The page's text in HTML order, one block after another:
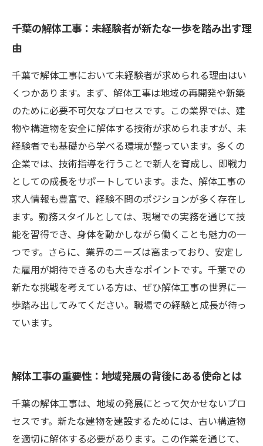
築法
いるのか
成功の秘訣：解体工事を通じて自己成長を実感
する方法
新たな挑戦を始めよう！千葉の解体工事求人情
報まとめ
千葉の解体工事：未経験者が新たな一歩を踏み出す理
由
千葉で解体工事において未経験者が求められる理由はい
くつかあります。まず、解体工事は地域の再開発や新築
のために必要不可欠なプロセスです。この業界では、建
物や構造物を安全に解体する技術が求められますが、未
経験者でも基礎から学べる環境が整っています。多くの
企業では、技術指導を行うことで新人を育成し、即戦力
としての成長をサポートしています。また、解体工事の
求人情報も豊富で、経験不問のポジションが多く存在し
ます。勤務スタイルとしては、現場での実務を通じて技
能を習得でき、身体を動かしながら働くことも魅力の一
つです。さらに、業界のニーズは高まっており、安定し
た雇用が期待できるのも大きなポイントです。千葉での
新たな挑戦を考えている方は、ぜひ解体工事の世界に一
歩踏み出してみてください。職場での経験と成長が待っ
ています。
解体工事の重要性：地域発展の背後にある使命とは
千葉の解体工事は、地域の発展にとって欠かせないプロ
セスです。新たな建物を建設するためには、古い構造物
を適切に解体する必要があります。この作業を通じて、